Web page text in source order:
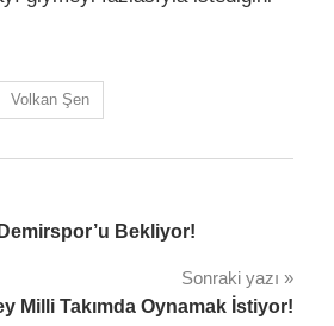
Volkan Şen
Bekliyor!
Sonraki yazı
Milli Takımda Oynamak İstiyor!